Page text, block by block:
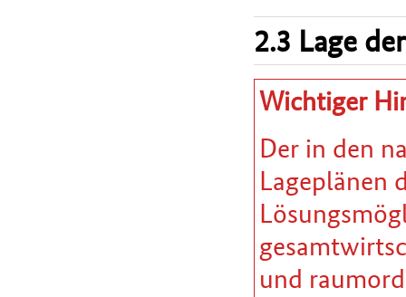
2.3 Lage
Wichtiger
Der in den
Lageplänen
und